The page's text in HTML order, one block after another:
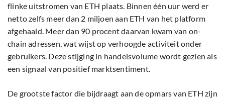
flinke uitstromen van ETH plaats. Binnen één uur werd er
netto zelfs meer dan 2 miljoen aan ETH van het platform
afgehaald. Meer dan 90 procent daarvan kwam van on-
chain adressen, wat wijst op verhoogde activiteit onder
gebruikers. Deze stijging in handelsvolume wordt gezien als
een signaal van positief marktsentiment.
De grootste factor die bijdraagt aan de opmars van ETH zijn